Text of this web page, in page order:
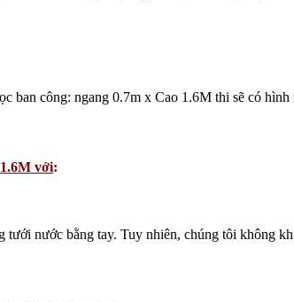
ban công: ngang 0.7m x Cao 1.6M thi sẽ có
6M với:
nước bằng tay. Tuy nhiên, chúng tôi không